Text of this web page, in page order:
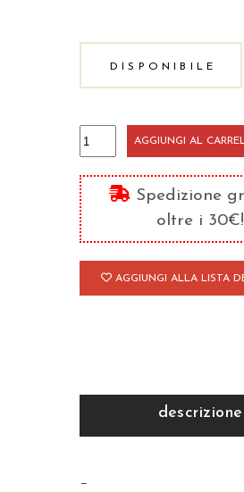
DISPONIBILE
Dialogo
sulla
vita
di
Giovanni
Crisostomo
quantità
AGGIUNGI AL
Spedizione
oltre i 30€!
AGGIUNGI ALLA LISTA
descrizione
–